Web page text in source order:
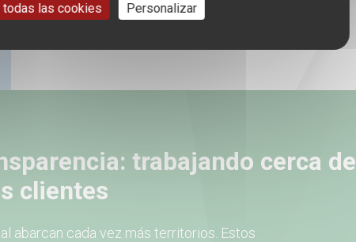
numerosas normas.
trabajando cerca de
clientes
abarcan cada vez más territorios. Estos
todas las cookies Personalizar